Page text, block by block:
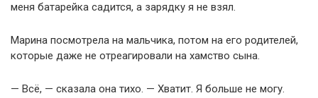
меня батарейка садится, а зарядку я не взял.
Марина посмотрела на мальчика, потом на его родителей,
которые даже не отреагировали на хамство сына.
— Всё, — сказала она тихо. — Хватит. Я больше не могу.